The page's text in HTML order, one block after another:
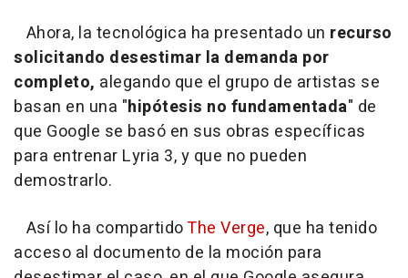
Ahora, la tecnológica ha presentado un recurso
solicitando desestimar la demanda por
completo, alegando que el grupo de artistas se
basan en una "hipótesis no fundamentada" de
que Google se basó en sus obras específicas
para entrenar Lyria 3, y que no pueden
demostrarlo.
Así lo ha compartidoThe Verge, que ha tenido
acceso al documento de la moción para